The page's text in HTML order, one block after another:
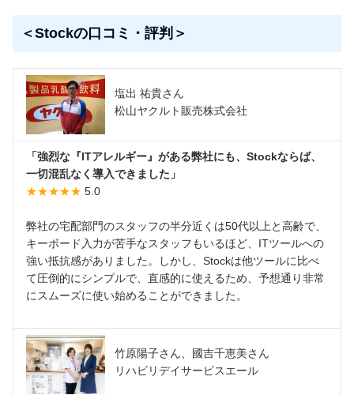
＜Stockの口コミ・評判＞
塩出 祐貴さん
松山ヤクルト販売株式会社
「強烈な『ITアレルギー』がある弊社にも、Stockならば、
一切混乱なく導入できました」
★★★★★ 5.0
弊社の宅配部門のスタッフの半分近くは50代以上と高齢で、
キーボード入力が苦手なスタッフもいるほど、ITツールへの
強い抵抗感がありました。しかし、Stockは他ツールに比べ
て圧倒的にシンプルで、直感的に使えるため、予想通り非常
にスムーズに使い始めることができました。
竹原陽子さん、國吉千恵美さん
リハビリデイサービスエール